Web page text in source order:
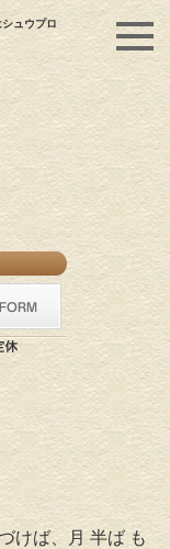
ュウプロ
けば、月 半ば も